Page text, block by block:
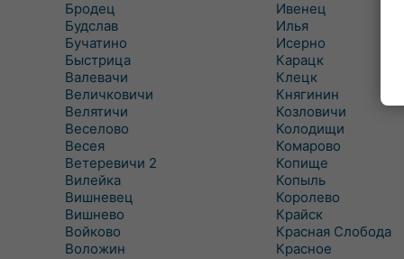
Бродец
Будслав
Бучатино
Быстрица
Валевачи
Величковичи
Велятичи
Веселово
Весея
Ветеревичи 2
Вилейка
Вишневец
Вишнево
Войково
Воложин
Ивенец
Илья
Исерно
Карацк
Клецк
Княгинин
Козловичи
Колодищи
Комарово
Копище
Копыль
Королево
Крайск
Красная Слобода
Красное